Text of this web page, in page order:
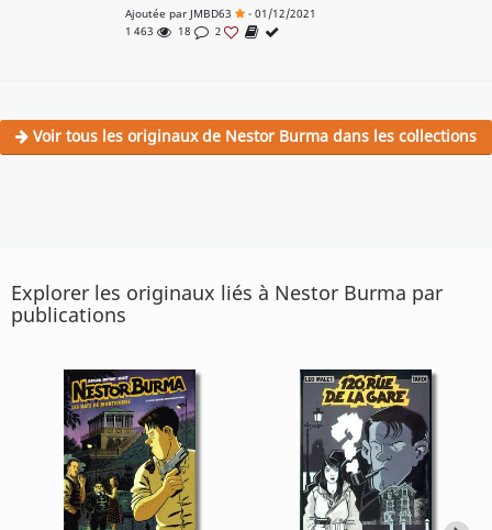
Ajoutée par JMBD63
- 01/12/2021
1 463
18 2
Voir tous les originaux de Nestor Burma dans les collections
Explorer les originaux liés à Nestor Burma par
publications